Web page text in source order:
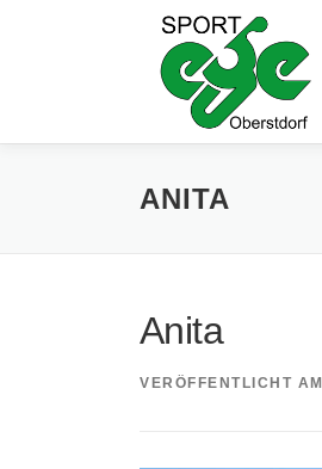
ANITA
Anita
VERÖFFENTLICHT AM